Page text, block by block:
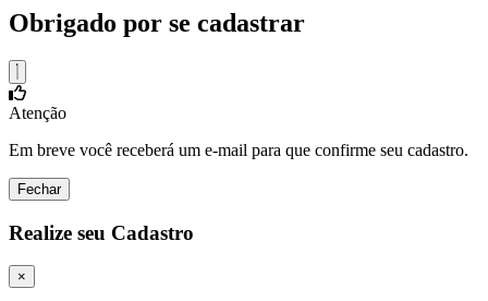
Obrigado por se cadastrar
Atenção
Em breve você receberá um e-mail para que confirme seu cadastro.
Fechar
Realize seu Cadastro
×